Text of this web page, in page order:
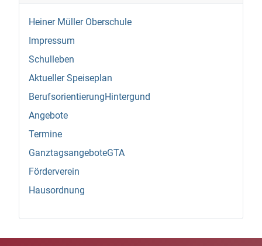
Heiner Müller Oberschule
Impressum
Schulleben
Aktueller Speiseplan
BerufsorientierungHintergund
Angebote
Termine
GanztagsangeboteGTA
Förderverein
Hausordnung